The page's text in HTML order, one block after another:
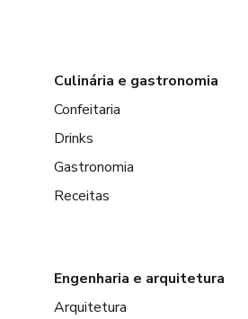
Culinária e gastronomia
Confeitaria
Drinks
Gastronomia
Receitas
Engenharia e arquitetura
Arquitetura